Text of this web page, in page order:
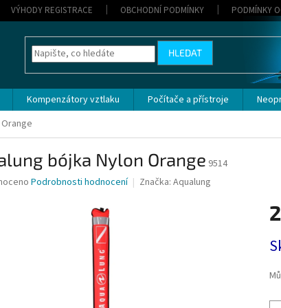
VÝHODY REGISTRACE OBCHODNÍ PODMÍNKY PODMÍNKY
HLEDAT
Kompenzátory vztlaku Počítače a přístroje
bójka Nylon Orange 9514
Podrobnosti hodnocení Značka: Aqualung